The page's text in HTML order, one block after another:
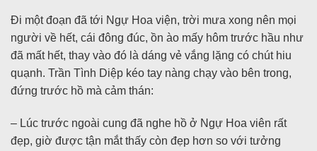
Đi một đoạn đã tới Ngự Hoa viện, trời mưa xong nên mọi
người về hết, cái đông đúc, ồn ào mấy hôm trước hầu như
đã mất hết, thay vào đó là dáng vẻ vắng lặng có chút hiu
quạnh. Trần Tình Diệp kéo tay nàng chạy vào bên trong,
đứng trước hồ mà cảm thán:
– Lúc trước ngoài cung đã nghe hồ ở Ngự Hoa viên rất
đẹp, giờ được tận mắt thấy còn đẹp hơn so với tưởng